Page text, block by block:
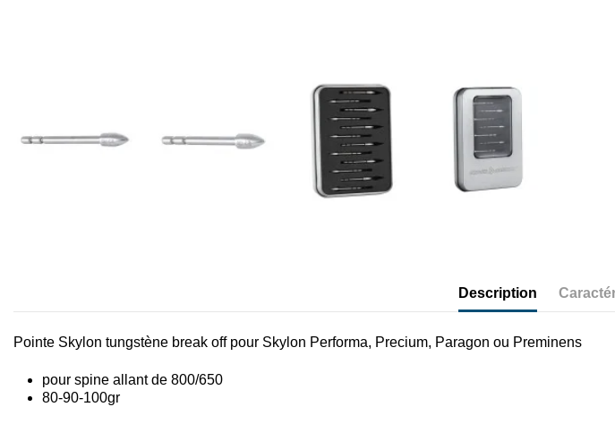
Description
Pointe Skylon tungstène break off pour Skylon Performa, Precium, Paragon ou Preminens
pour spine allant de 800/650
80-90-100gr